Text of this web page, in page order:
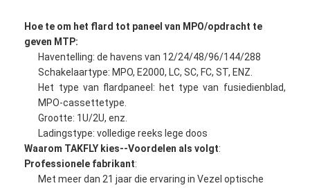
PM en Hoge Machtscomponenten
Hoe te om het flard tot paneel van MPO/opdracht te
geven MTP:
Haventelling: de havens van 12/24/48/96/144/288
Schakelaartype: MPO, E2000, LC, SC, FC, ST, ENZ.
Het type van flardpaneel: het type van fusiedienblad,
MPO-cassettetype.
Grootte: 1U/2U, enz.
Ladingstype: volledige reeks lege doos
Waarom TAKFLY kies--Voordelen als volgt:
Professionele fabrikant:
Met meer dan 21 jaar die ervaring in Vezel optische